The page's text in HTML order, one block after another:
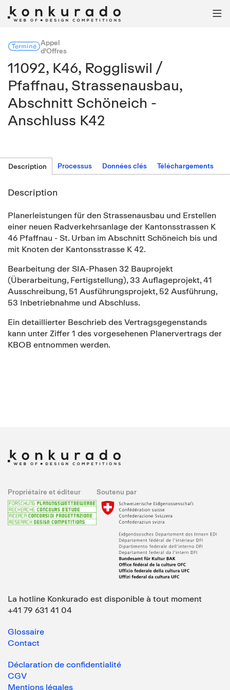

TerminéAppel
d'Offres
11092, K46, Roggliswil /
Pfaffnau, Strassenausbau,
Abschnitt Schöneich -
Anschluss K42
Description Processus Données clés Téléchargements
Description
Planerleistungen für den Strassenausbau und Erstellen
einer neuen Radverkehrsanlage der Kantonsstrassen K
46 Pfaffnau - St. Urban im Abschnitt Schöneich bis und
mit Knoten der Kantonsstrasse K 42.
Bearbeitung der SIA-Phasen 32 Bauprojekt
(Überarbeitung, Fertigstellung), 33 Auflageprojekt, 41
Ausschreibung, 51 Ausführungsprojekt, 52 Ausführung,
53 Inbetriebnahme und Abschluss.
Ein detaillierter Beschrieb des Vertragsgegenstands
kann unter Ziffer 1 des vorgesehenen Planervertrags der
KBOB entnommen werden.
Propriétaire et éditeur Soutenu par
La hotline Konkurado est disponible à tout moment
+41 79 631 41 04
Glossaire
Contact
Déclaration de confidentialité
CGV
Mentions légales